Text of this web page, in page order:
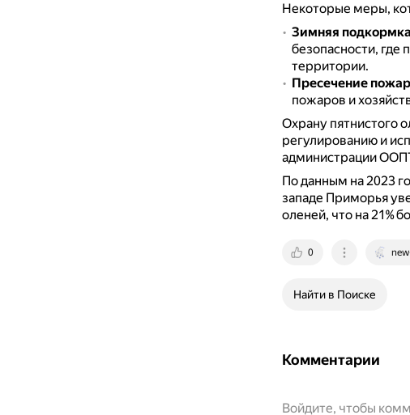
Некоторые меры,
Зимняя
безопасности, где
территории.
Пресечение
пожаров и
Охрану пятнистого
регулированию и
администрации
По данным на 2023
западе Приморья
оленей, что на 21%
0
Найти в Поиске
Комментарии
Войдите, чтобы